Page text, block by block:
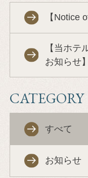
【Notice
【当ホテ
お知らせ】
CATEGORY
すべて
お知らせ